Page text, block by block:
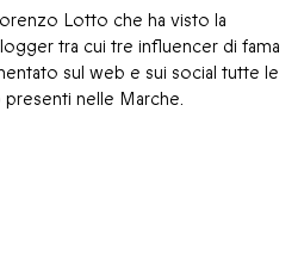
Lotto che ha visto la
tra cui tre influencer di fama
sul web e sui social tutte le
presenti nelle Marche.